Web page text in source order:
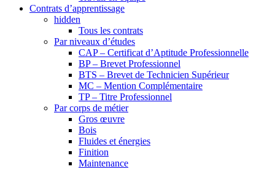
Contrats d’apprentissage
hidden
Tous les contrats
Par niveaux d’études
CAP – Certificat d’Aptitude Professionnelle
BP – Brevet Professionnel
BTS – Brevet de Technicien Supérieur
MC – Mention Complémentaire
TP – Titre Professionnel
Par corps de métier
Gros œuvre
Bois
Fluides et énergies
Finition
Maintenance